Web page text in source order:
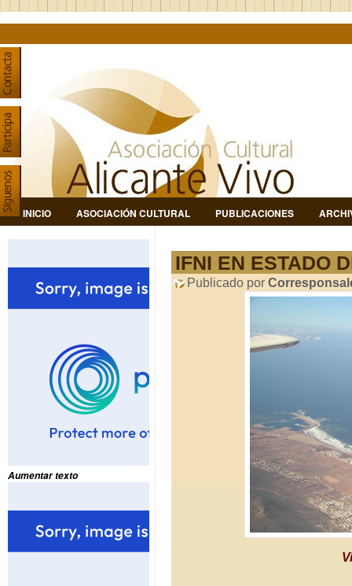
INICIO ASOCIACIÓN CULTURAL PUBLICACIONES
Aumentar texto
IFNI EN ESTADO
Publicado por